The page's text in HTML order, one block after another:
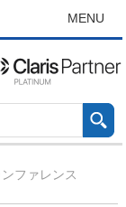
MENU
ファレンス